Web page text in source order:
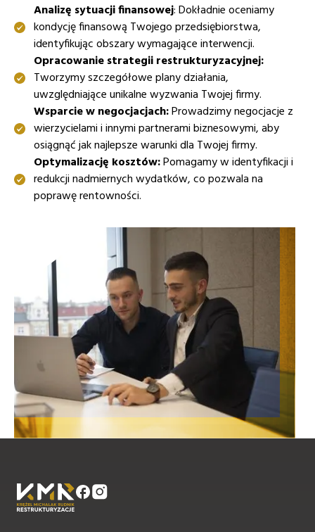
Analizę sytuacji finansowej: Dokładnie oceniamy
kondycję finansową Twojego przedsiębiorstwa,
identyfikując obszary wymagające interwencji.
Opracowanie strategii restrukturyzacyjnej:
Tworzymy szczegółowe plany działania,
uwzględniające unikalne wyzwania Twojej firmy.
Wsparcie w negocjacjach:Prowadzimy negocjacje z
wierzycielami i innymi partnerami biznesowymi, aby
osiągnąć jak najlepsze warunki dla Twojej firmy.
Optymalizację kosztów:Pomagamy w identyfikacji i
redukcji nadmiernych wydatków, co pozwala na
poprawę rentowności.